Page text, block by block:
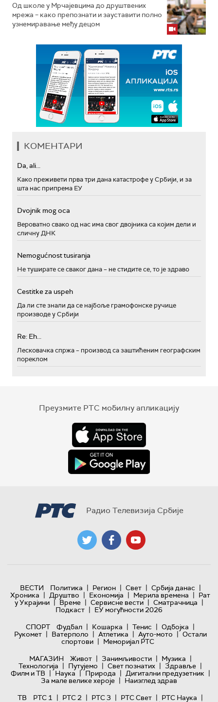
Од школе у Мрчајевцима до друштвених
мрежа – како препознати и зауставити полно
узнемиравање међу децом
КОМЕНТАРИ
Da, ali...
Како преживети прва три дана катастрофе у Србији, и за
шта нас припрема ЕУ
Dvojnik mog oca
Вероватно свако од нас има свог двојника са којим дели и
сличну ДНК
Nemogućnost tusiranja
Не туширате се сваког дана – не стидите се, то је здраво
Cestitke za uspeh
Да ли сте знали да се најбоље грамофонске ручице
производе у Србији
Re: Eh...
Лесковачка спржа – производ са заштићеним географским
пореклом
Преузмите РТС мобилну апликацију
Радио Телевизија Србије
ВЕСТИ Политика | Регион | Свет | Србија данас |
Хроника | Друштво | Економија | Мерила времена | Рат
у Украјини | Време | Сервисне вести | Сматрачница |
Подкаст | ЕУ могућности 2026
СПОРТ
Фудбал | Кошарка | Тенис | Одбојка |
Рукомет | Ватерполо | Атлетика | Ауто-мото | Остали
спортови | Меморијал РТС
МАГАЗИН
Живот | Занимљивости | Музика |
Технологијa | Путујемо | Свет познатих | Здравље |
Филм и ТВ | Наука | Природа | Дигитални предузетник |
За мале велике хероје | Наизглед здрав
ТВ
РТС 1 | РТС 2 | РТС 3 | РТС Свет | РТС Наука |